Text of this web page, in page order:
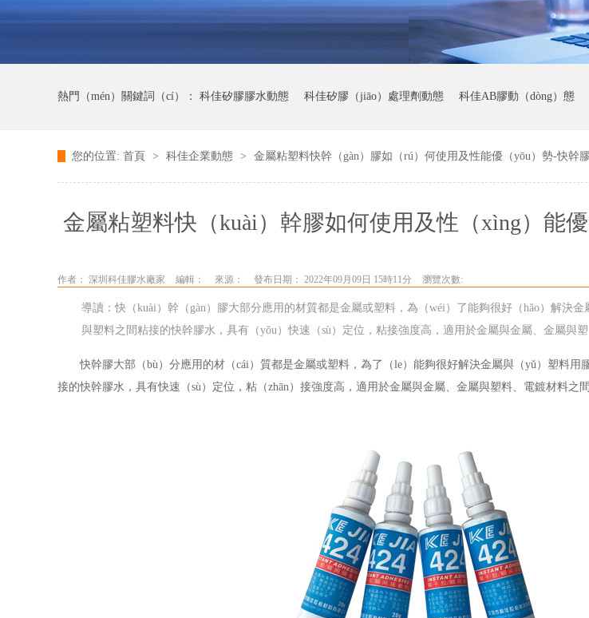
熱門（mén）關鍵詞（cí）： 科佳矽膠膠水動態 科佳矽膠（jiāo）處理劑動態 科佳AB膠動（dòng）態
科佳UV無影膠水動態 科佳快幹膠動態
您的位置: 首頁 > 科佳企業動態 > 金屬粘塑料快幹（gàn）膠如（rú）何使用及性能優（yōu）勢-快幹膠
金屬粘塑料快（kuài）幹膠如何使用及性（xìng）能優
作者： 深圳科佳膠水廠家 編輯： 來源： 發布日期： 2022年09月09日 15時11分 瀏覽次數:
導讀：快（kuài）幹（gàn）膠大部分應用的材質都是金屬或塑料，為（wéi）了能夠很好（hǎo）解決金
與塑料之間粘接的快幹膠水，具有（yǒu）快速（sù）定位，粘接強度高，適用於金屬與金屬、金屬與塑
快幹膠大部（bù）分應用的材（cái）質都是金屬或塑料，為了（le）能夠很好解決金屬與（yǔ）塑料用
接的快幹膠水，具有快速（sù）定位，粘（zhān）接強度高，適用於金屬與金屬、金屬與塑料、電鍍材料之間